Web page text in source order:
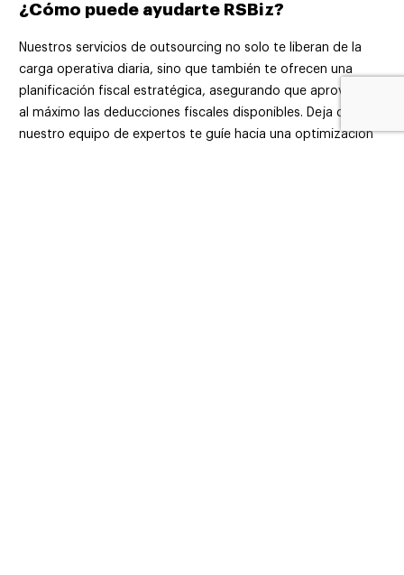
¿Cómo puede ayudarte RSBiz?
Nuestros servicios de outsourcing no solo te liberan de la
carga operativa diaria, sino que también te ofrecen una
planificación fiscal estratégica, asegurando que aproveches
al máximo las deducciones fiscales disponibles. Deja que
nuestro equipo de expertos te guíe hacia una optimización